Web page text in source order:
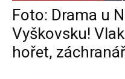
Foto: Drama u
Vyškovsku!
hořet,